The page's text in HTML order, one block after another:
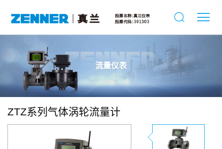
流量仪表
ZTZ系列气体涡轮流量计